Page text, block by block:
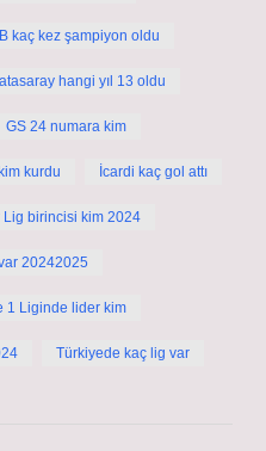
kaç kez şampiyon oldu
hangi yıl 13 oldu
GS 24 numara kim
kurdu İcardi kaç gol attı
Lig birincisi kim 2024
20242025
1 Liginde lider kim
Türkiyede kaç lig var